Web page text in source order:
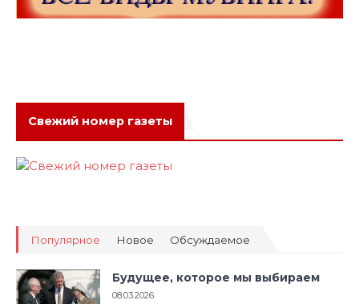
Свежий номер газеты
Популярное Новое Обсуждаемое
Будущее, которое мы выбираем
08.03.2026